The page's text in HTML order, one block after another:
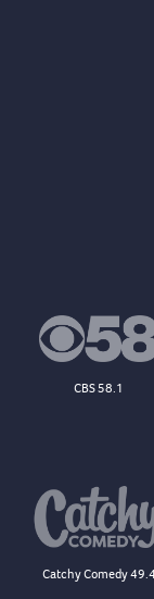
CBS 58.1
Catchy Comedy 49.4